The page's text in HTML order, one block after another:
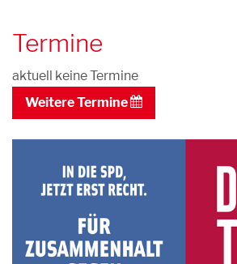
Termine
aktuell keine Termine
Weitere Termine